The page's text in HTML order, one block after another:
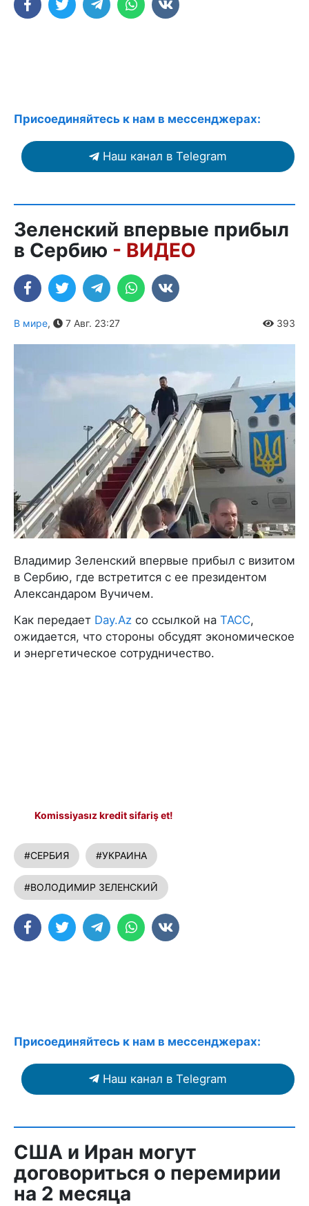
Присоединяйтесь к нам в мессенджерах:
Наш канал в Telegram
Зеленский впервые прибыл
в Сербию - ВИДЕО
В мире, 7 Авг. 23:27 393
Владимир Зеленский впервые прибыл с визитом
в Сербию, где встретится с ее президентом
Александаром Вучичем.
Как передает Day.Az со ссылкой на ТАСС,
ожидается, что стороны обсудят экономическое
и энергетическое сотрудничество.
Komissiyasız kredit sifariş et!
#СЕРБИЯ #УКРАИНА
#ВОЛОДИМИР ЗЕЛЕНСКИЙ
Присоединяйтесь к нам в мессенджерах:
Наш канал в Telegram
США и Иран могут
договориться о перемирии
на 2 месяца